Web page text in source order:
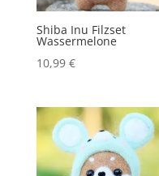
Shiba Inu Filzset
Wassermelone
10,99 €